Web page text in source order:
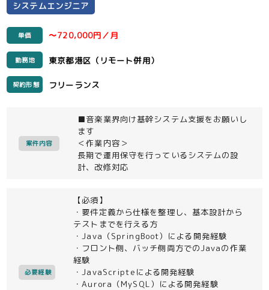
システムエンジニア
単価 〜720,000円／月
勤務地 東京都港区（リモート併用）
契約形態 フリーランス
案件内容
■音楽業界向け基幹システム支援をお願いし
ます
＜作業内容＞
長期で運用保守を行っているシステムの設
計、改修対応
必要経験
【必須】
・要件定義から仕様を整理し、基本設計から
テストまでを行える方
・Java（SpringBoot）による開発経験
・フロント側、バッチ側両方でのJavaの作業
経験
・JavaScripteによる開発経験
・Aurora（MySQL）による開発経験